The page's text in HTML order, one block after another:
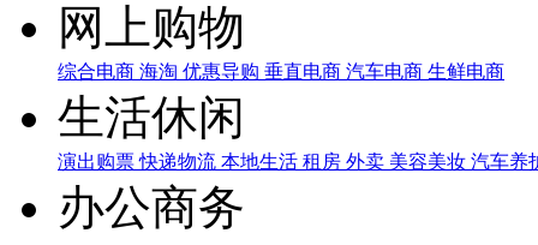
网上购物
综合电商 海淘 优惠导购 垂直电商 汽车电商 生鲜电商
生活休闲
演出购票 快递物流 本地生活 租房 外卖 美容美妆 汽车养
办公商务